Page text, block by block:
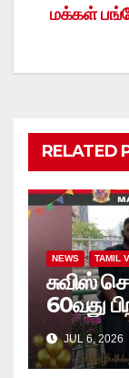
மக்கள்
RELATED
NEWS TAMIL
சுவிஸ்
60வது
JUL 6, 2026